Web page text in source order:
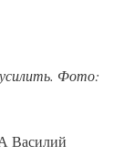
Фото:
Василий